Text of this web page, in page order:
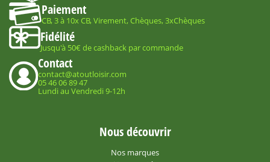
Paiement
CB, 3 à 10x CB, Virement, Chèques, 3xChèques
Fidélité
Jusqu'à 50€ de cashback par commande
Contact
contact@atoutloisir.com
05 46 06 89 47
Lundi au Vendredi 9-12h
Nous découvrir
Nos marques